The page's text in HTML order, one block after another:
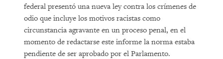
federal presentó una nueva ley contra los crímenes de
odio que incluye los motivos racistas como
circunstancia agravante en un proceso penal, en el
momento de redactarse este informe la norma estaba
pendiente de ser aprobado por el Parlamento.